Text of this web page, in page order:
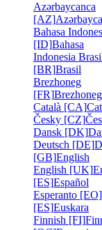
Azərbaycanca
[AZ]
Bahasa
[ID]Bahasa
Indonesia
[BR]Brasil
Brezhoneg
[FR]Brezhoneg
Català [CA]
Česky [CZ]
Dansk [DK]
Deutsch [DE]
[GB]English
English [UK]
[ES]Español
Esperanto [EO]
[ES]Euskara
Finnish [FI]